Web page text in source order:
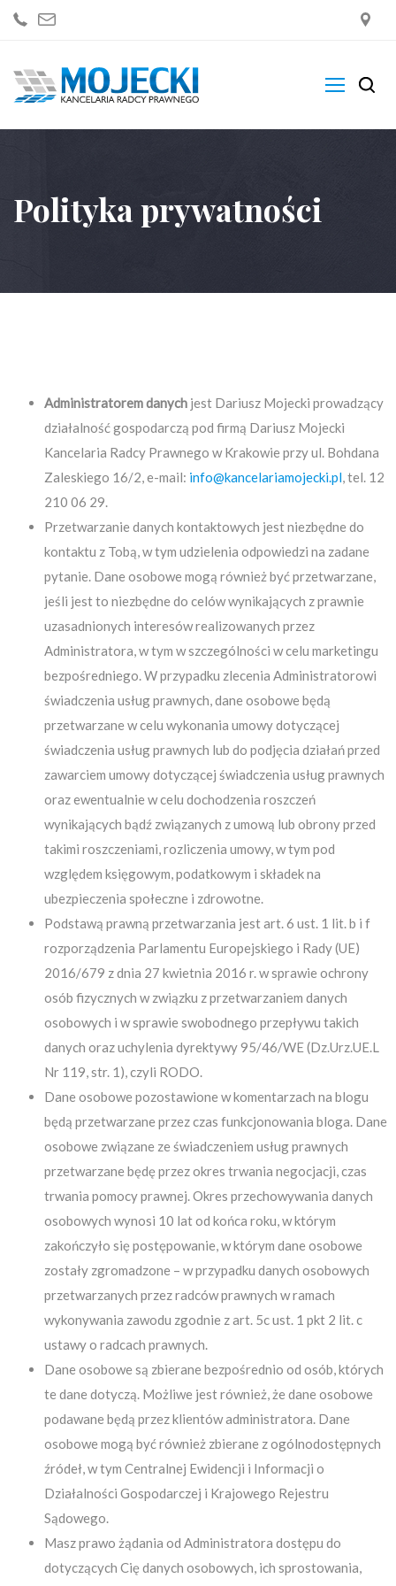
Zakres Usług
Polityka prywatności
Administratorem danych jest Dariusz Mojecki prowadzący
działalność gospodarczą pod firmą Dariusz Mojecki
Kancelaria Radcy Prawnego w Krakowie przy ul. Bohdana
Zaleskiego 16/2, e-mail: info@kancelariamojecki.pl , tel. 12
210 06 29.
Przetwarzanie danych kontaktowych jest niezbędne do
kontaktu z Tobą, w tym udzielenia odpowiedzi na zadane
pytanie. Dane osobowe mogą również być przetwarzane,
jeśli jest to niezbędne do celów wynikających z prawnie
uzasadnionych interesów realizowanych przez
Administratora, w tym w szczególności w celu marketingu
bezpośredniego. W przypadku zlecenia Administratorowi
świadczenia usług prawnych, dane osobowe będą
przetwarzane w celu wykonania umowy dotyczącej
świadczenia usług prawnych lub do podjęcia działań przed
zawarciem umowy dotyczącej świadczenia usług prawnych
oraz ewentualnie w celu dochodzenia roszczeń
wynikających bądź związanych z umową lub obrony przed
takimi roszczeniami, rozliczenia umowy, w tym pod
względem księgowym, podatkowym i składek na
ubezpieczenia społeczne i zdrowotne.
Podstawą prawną przetwarzania jest art. 6 ust. 1 lit. b i f
rozporządzenia Parlamentu Europejskiego i Rady (UE)
2016/679 z dnia 27 kwietnia 2016 r. w sprawie ochrony
osób fizycznych w związku z przetwarzaniem danych
osobowych i w sprawie swobodnego przepływu takich
danych oraz uchylenia dyrektywy 95/46/WE (Dz.Urz.UE.L
Nr 119, str. 1), czyli RODO.
Dane osobowe pozostawione w komentarzach na blogu
będą przetwarzane przez czas funkcjonowania bloga. Dane
osobowe związane ze świadczeniem usług prawnych
przetwarzane będę przez okres trwania negocjacji, czas
trwania pomocy prawnej. Okres przechowywania danych
osobowych wynosi 10 lat od końca roku, w którym
zakończyło się postępowanie, w którym dane osobowe
zostały zgromadzone – w przypadku danych osobowych
przetwarzanych przez radców prawnych w ramach
wykonywania zawodu zgodnie z art. 5c ust. 1 pkt 2 lit. c
ustawy o radcach prawnych.
Dane osobowe są zbierane bezpośrednio od osób, których
te dane dotyczą. Możliwe jest również, że dane osobowe
podawane będą przez klientów administratora. Dane
osobowe mogą być również zbierane z ogólnodostępnych
źródeł, w tym Centralnej Ewidencji i Informacji o
Działalności Gospodarczej i Krajowego Rejestru
Sądowego.
Masz prawo żądania od Administratora dostępu do
dotyczących Cię danych osobowych, ich sprostowania,